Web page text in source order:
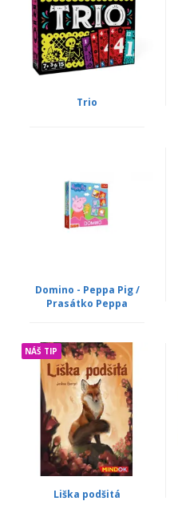
Trio
Domino - Peppa Pig /
Prasátko Peppa
NÁŠ TIP
Liška podšitá